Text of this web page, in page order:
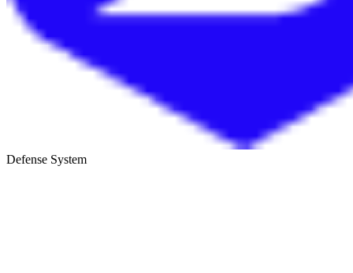
Defense System